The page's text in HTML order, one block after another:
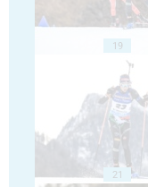
19
21